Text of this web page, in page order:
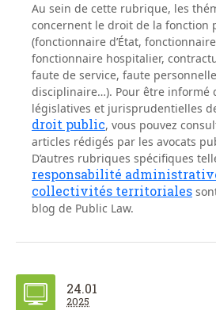
Au sein de cette rubrique, les
concernent le droit de la fonction
(fonctionnaire d’État,
fonctionnaire hospitalier,
faute de service, faute
disciplinaire…). Pour être informé
législatives et jurisprudentielles
droit public, vous pouvez
articles rédigés par les avocats
D’autres rubriques spécifiques
responsabilité
collectivités territoriales
blog de Public Law.
24.01
2025